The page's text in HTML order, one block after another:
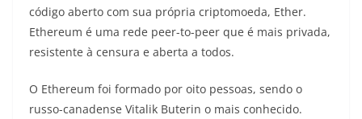
código aberto com sua própria criptomoeda, Ether.
Ethereum é uma rede peer-to-peer que é mais privada,
resistente à censura e aberta a todos.
O Ethereum foi formado por oito pessoas, sendo o
russo-canadense Vitalik Buterin o mais conhecido.